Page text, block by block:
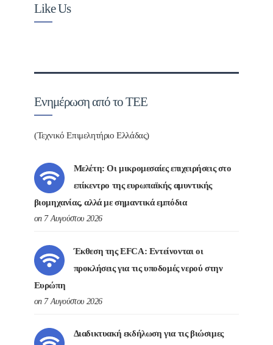
Like Us
Ενημέρωση από το ΤΕΕ
(Τεχνικό Επιμελητήριο Ελλάδας)
Μελέτη: Οι μικρομεσαίες επιχειρήσεις στο
επίκεντρο της ευρωπαϊκής αμυντικής
βιομηχανίας, αλλά με σημαντικά εμπόδια
on 7 Αυγούστου 2026
Έκθεση της EFCA: Εντείνονται οι
προκλήσεις για τις υποδομές νερού στην
Ευρώπη
on 7 Αυγούστου 2026
Διαδικτυακή εκδήλωση για τις βιώσιμες